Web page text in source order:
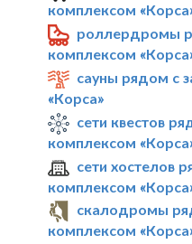
комплексом
роллердромы
комплексом
сауны рядом с
«Корса»
сети квестов
комплексом
сети хостелов
комплексом
скалодромы
комплексом